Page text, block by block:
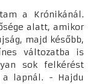
a Krónikánál.
alatt, amikor
majd később,
változatba is
sok felkérést
lapnál. - Hajdu